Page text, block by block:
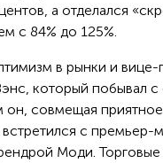
а отделался
с 84% до 125%.
в рынки и вице-
который побывал с
он, совмещая
с премьер-
Моди. Торговые